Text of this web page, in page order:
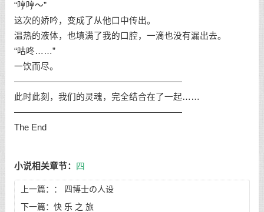
“哼哼～”
这次的娇吟，变成了从他口中传出。
温热的液体，也填满了我的口腔，一滴也没有漏出去。
“咕咚……”
一饮而尽。
———————————————————
此时此刻，我们的灵魂，完全结合在了一起……
———————————————————
The End
小说相关章节： 四
上一篇：：
四博士の人设
下一篇： 快 乐 之 旅